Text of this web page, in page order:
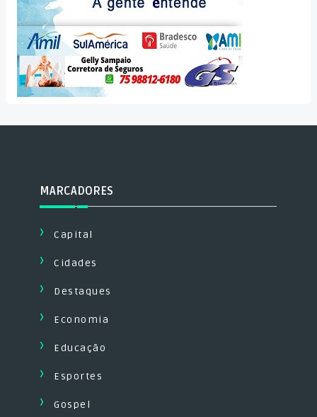
MARCADORES
Capital
Cidades
Destaques
Economia
Educação
Esportes
Gospel